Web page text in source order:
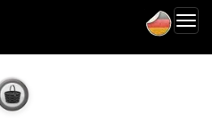
- Talence